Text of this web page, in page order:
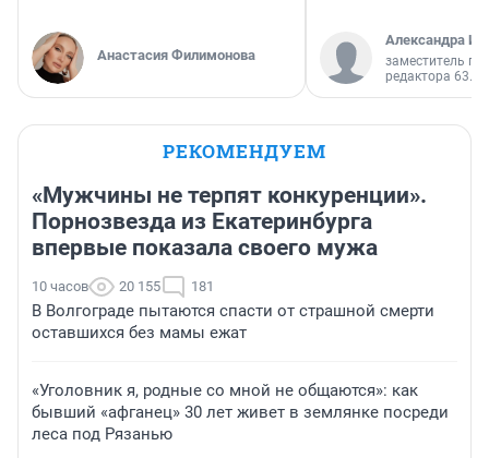
Анастасия Филимонова
Александра
заместитель
редактора 63.RU
РЕКОМЕНДУЕМ
«Мужчины не терпят конкуренции».
Порнозвезда из Екатеринбурга
впервые показала своего мужа
10 часов 20 155 181
В Волгограде пытаются спасти от страшной смерти
оставшихся без мамы ежат
«Уголовник я, родные со мной не общаются»: как
бывший «афганец» 30 лет живет в землянке посреди
леса под Рязанью